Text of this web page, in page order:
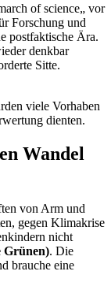
of science„ vor
Forschung und
postfaktische Ära.
denkbar
Sitte.
viele Vorhaben
dienten.
Wandel
von Arm und
gegen Klimakrise
nicht
Grünen). Die
brauche eine